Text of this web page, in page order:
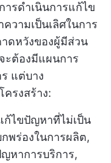
ารดำเนินการแก้ไข
วามเป็นเลิศในการ
ดหวังของผู้มีส่วน
ะต้องมีแผนการ
แต่บาง
รงสร้าง:
ก้ไขปัญหาที่ไม่เป็น
พร่องในการผลิต,
หาการบริการ,